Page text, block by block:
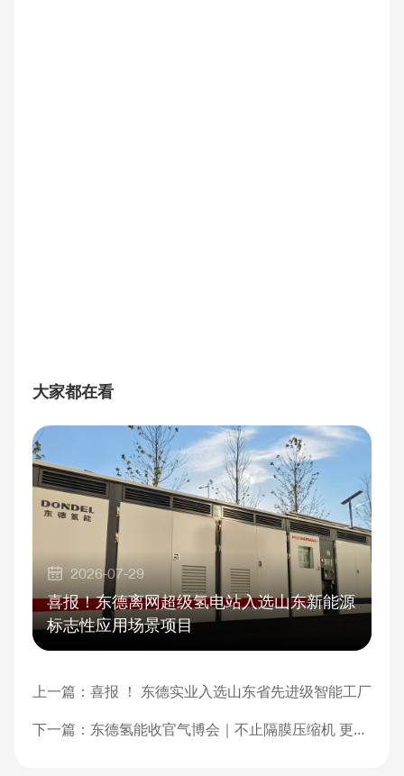
大家都在看
2026-07-29
喜报！东德离网超级氢电站入选山东新能源
标志性应用场景项目
上一篇： 喜报 ！ 东德实业入选山东省先进级智能工厂
下一篇：
东德氢能收官气博会｜不止隔膜压缩机 更是气体增压解决方案专家